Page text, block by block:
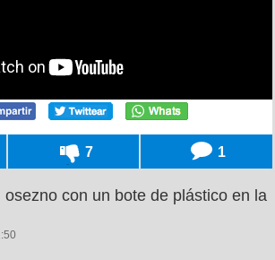
7 1
con un bote de plástico en la